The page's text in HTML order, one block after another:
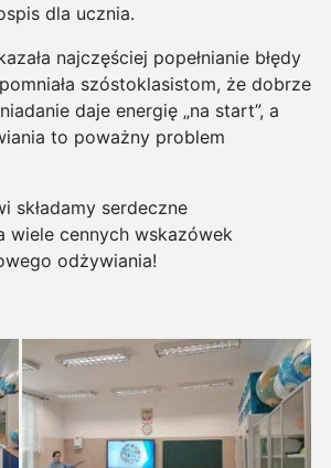
dla ucznia.
najczęściej popełnianie błędy
szóstoklasistom, że dobrze
daje energię „na start”, a
to poważny problem
składamy serdeczne
wiele cennych wskazówek
odżywiania!